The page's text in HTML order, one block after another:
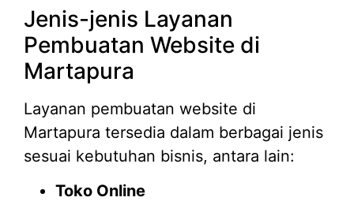
Jenis-jenis Layanan
Pembuatan Website di
Martapura
Layanan pembuatan website di
Martapura tersedia dalam berbagai jenis
sesuai kebutuhan bisnis, antara lain:
Toko Online